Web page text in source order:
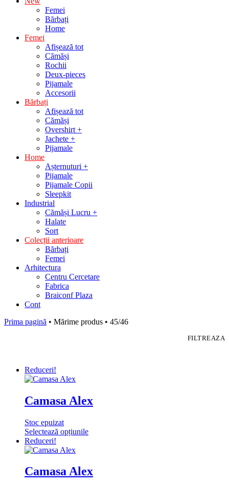
Femei
Bărbați
Home
Femei
Afișează tot
Cămăși
Rochii
Deux-pieces
Pijamale
Accesorii
Bărbați
Afișează tot
Cămăși
Overshirt +
Jachete +
Pijamale
Home
Așternuturi +
Pijamale
Pijamale Copii
Sleepkit
Industrial
Cămăși Lucru +
Halate
Sort
Colecții anterioare
Bărbați
Femei
Arhitectura
Centru Cercetare
Fabrica
Braiconf Plaza
Cont
Prima pagină • Mărime produs • 45/46
FILTREAZA
Reduceri!
Camasa Alex
Stoc epuizat
Selectează opțiunile
Acest
produs
mai
multe
Reduceri!
Camasa Alex